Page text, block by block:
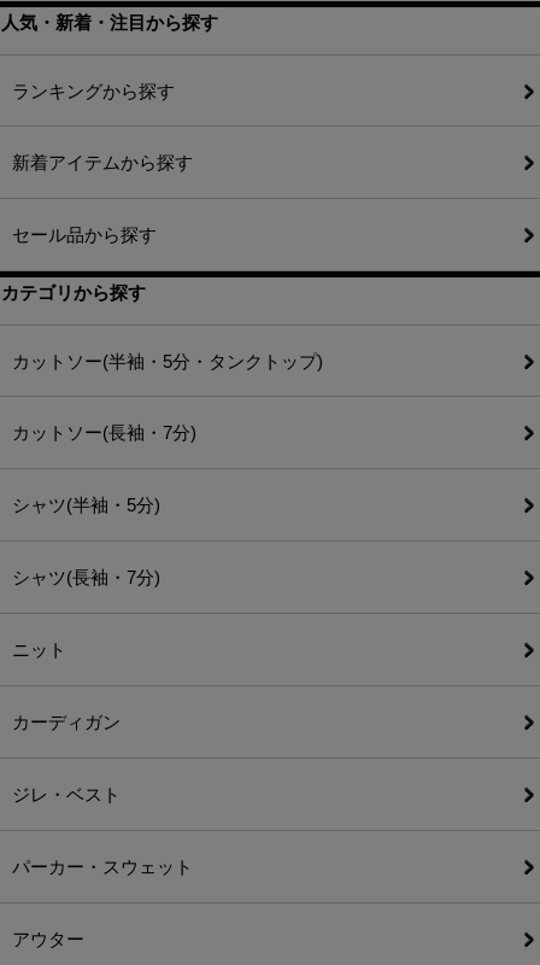
人気・新着・注目から探す
ランキングから探す
新着アイテムから探す
セール品から探す
カテゴリから探す
カットソー(半袖・5分・タンクトップ)
カットソー(長袖・7分)
シャツ(半袖・5分)
シャツ(長袖・7分)
ニット
カーディガン
ジレ・ベスト
パーカー・スウェット
アウター